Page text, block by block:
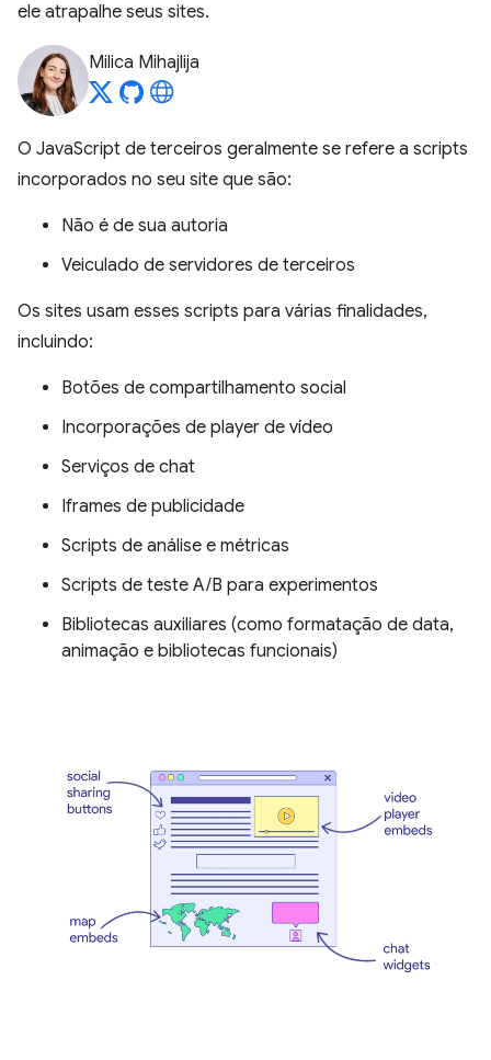
ele atrapalhe seus sites.
Milica Mihajlija
O JavaScript de terceiros geralmente se refere a scripts
incorporados no seu site que são:
Não é de sua autoria
Veiculado de servidores de terceiros
Os sites usam esses scripts para várias finalidades,
incluindo:
Botões de compartilhamento social
Incorporações de player de vídeo
Serviços de chat
Iframes de publicidade
Scripts de análise e métricas
Scripts de teste A/B para experimentos
Bibliotecas auxiliares (como formatação de data,
animação e bibliotecas funcionais)